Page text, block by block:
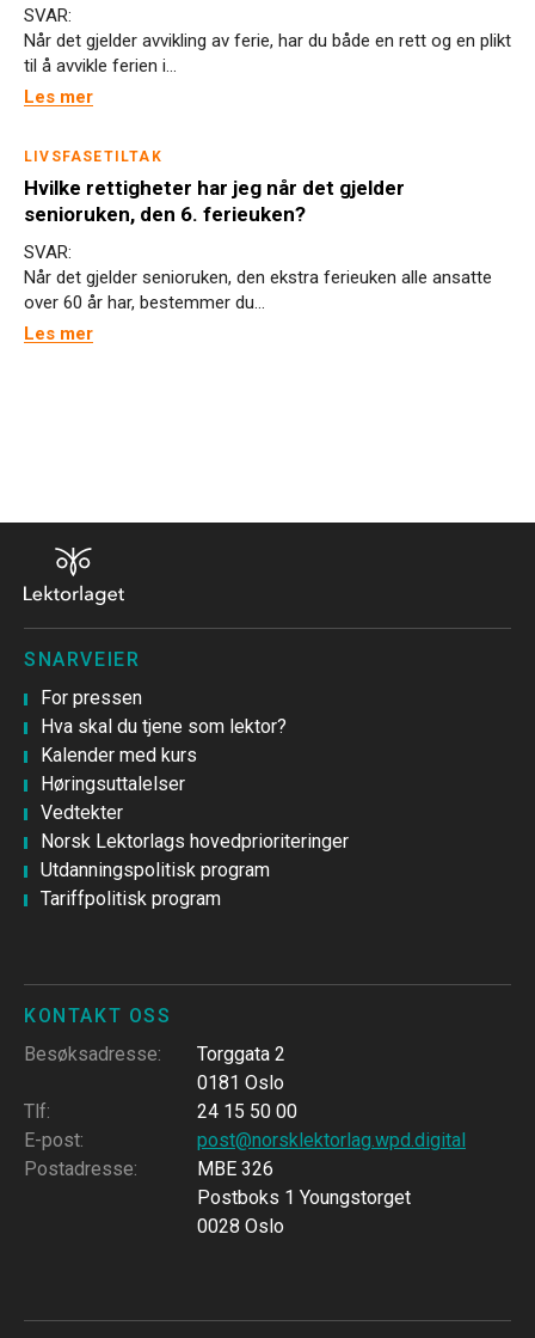
SVAR:
Når det gjelder avvikling av ferie, har du både en rett og en plikt
til å avvikle ferien i...
Les mer
LIVSFASETILTAK
Hvilke rettigheter har jeg når det gjelder
senioruken, den 6. ferieuken?
SVAR:
Når det gjelder senioruken, den ekstra ferieuken alle ansatte
over 60 år har, bestemmer du...
Les mer
SNARVEIER
For pressen
Hva skal du tjene som lektor?
Kalender med kurs
Høringsuttalelser
Vedtekter
Norsk Lektorlags hovedprioriteringer
Utdanningspolitisk program
Tariffpolitisk program
KONTAKT OSS
Besøksadresse:
Torggata 2
0181 Oslo
Tlf:
24 15 50 00
E-post:
post@norsklektorlag.wpd.digital
Postadresse:
MBE 326
Postboks 1 Youngstorget
0028 Oslo